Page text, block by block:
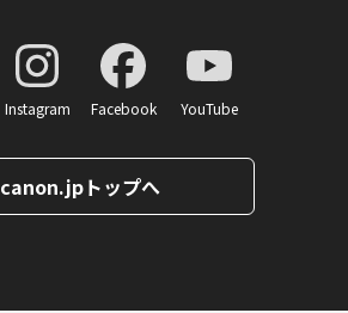
Instagram Facebook YouTube
canon.jpトップへ